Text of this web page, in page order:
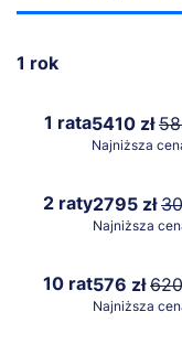
1 rok
1 rata5410 zł
Najniższa
2 raty2795 zł
Najniższa
10 rat576 zł
Najniższa